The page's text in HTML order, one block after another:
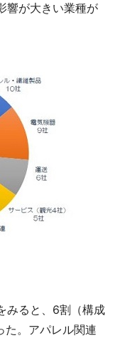
響が大きい業種が
みると、6割（構成
た。アパレル関連